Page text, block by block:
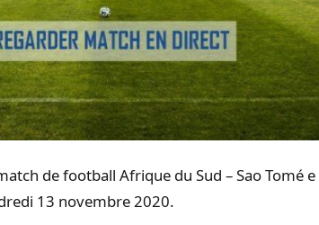
de football Afrique du Sud – Sao Tomé e
13 novembre 2020.